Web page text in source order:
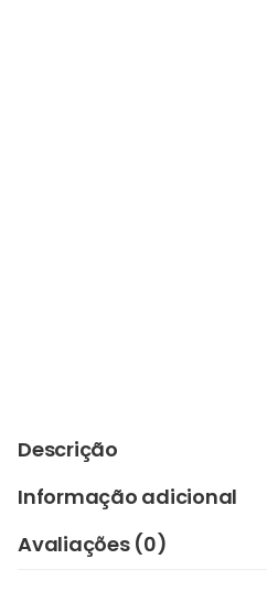
Descrição
Informação adicional
Avaliações (0)